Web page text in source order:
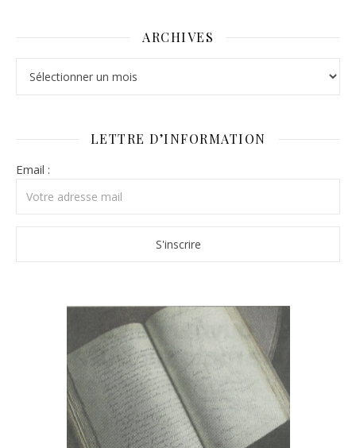
ARCHIVES
LETTRE D’INFORMATION
Email :